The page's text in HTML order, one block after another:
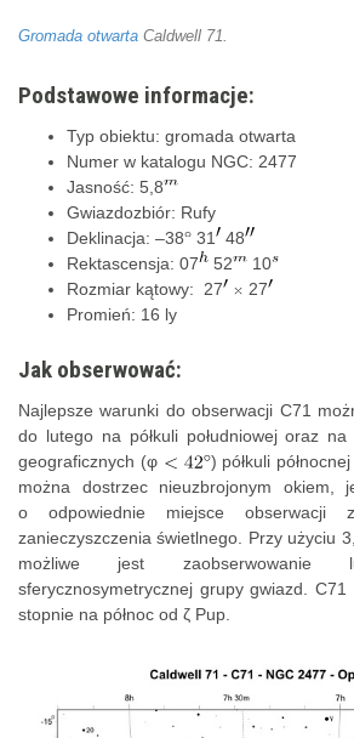
Gromada otwarta Caldwell 71.
Podstawowe informacje:
Typ obiektu: gromada otwarta
Numer w katalogu NGC: 2477
Jasność: 5,8
Gwiazdozbiór: Rufy
Deklinacja: –38
31
48
Rektascensja: 07
52
10
Rozmiar kątowy: 27
27
Promień: 16 ly
Jak obserwować:
Najlepsze warunki do obserwacji C71
do lutego na półkuli południowej oraz na
geograficznych (φ
) półkuli
można dostrzec nieuzbrojonym okiem,
o odpowiednie miejsce obserwacji
zanieczyszczenia świetlnego. Przy użyciu
możliwe jest zaobserwowanie
sferycznosymetrycznej grupy gwiazd. C71
stopnie na północ od ζ Pup.